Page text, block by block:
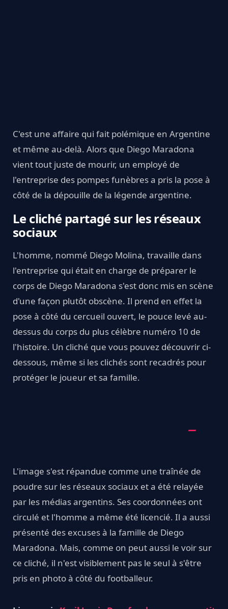
C'est une affaire qui fait polémique en Argentine
et même au-delà. Alors que Diego Maradona
vient tout juste de mourir, un employé de
l'entreprise des pompes funèbres a pris la pose à
côté de la dépouille de la légende argentine.
Le cliché partagé sur les réseaux
sociaux
L'homme, nommé Diego Molina, travaille dans
l'entreprise qui était en charge de préparer le
corps de Diego Maradona s'est donc mis en scène
d'une façon plutôt obscène. Il prend en effet la
pose à côté du cercueil ouvert, le pouce levé au-
dessus du corps du plus célèbre numéro 10 de
l'histoire. Un cliché que vous pouvez découvrir ci-
dessous, même si les clichés sont recadrés pour
protéger le joueur et sa famille.
L'image s'est répandue comme une traînée de
poudre sur les réseaux sociaux et a été relayée
par les médias argentins. Ses coordonnées ont
circulé et l'homme a même été licencié. Il a aussi
présenté des excuses à la famille de Diego
Maradona. Mais, comme on peut aussi le voir sur
ce cliché, il n'est visiblement pas le seul à s'être
pris en photo à côté du footballeur.